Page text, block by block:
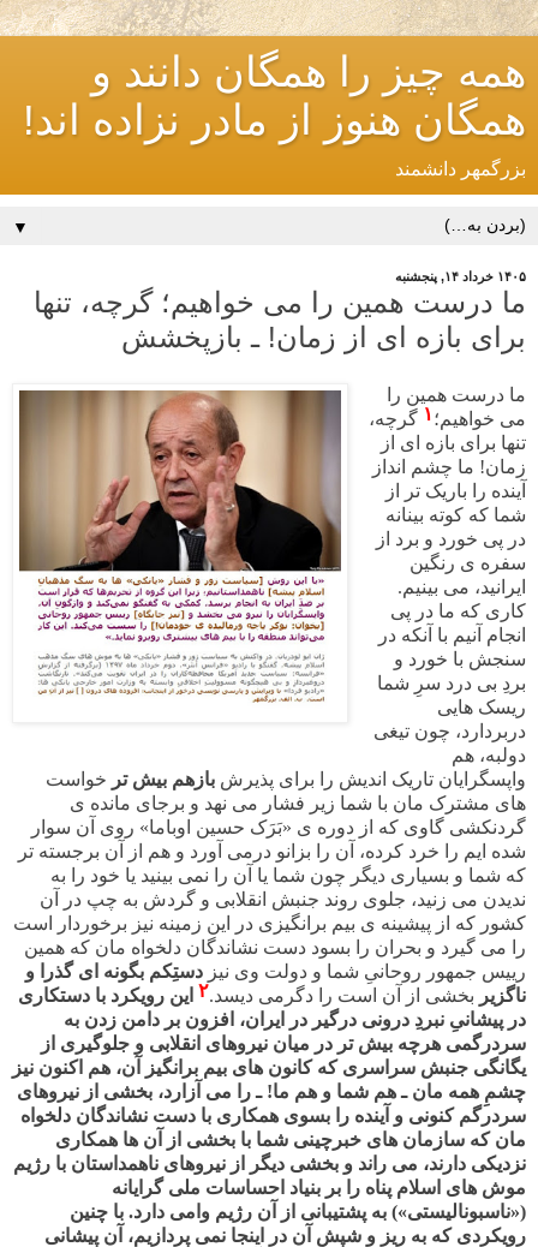
همه چیز را همگان دانند و
همگان هنوز از مادر نزاده اند!
بزرگمهر دانشمند
▼
۱۴۰۵ خرداد ۱۴, پنجشنبه
ما درست همین را می خواهیم؛ گرچه، تنها
برای بازه ای از زمان! ـ بازپخشش
ما درست همین را
می خواهیم؛۱ گرچه،
تنها برای بازه ای از
زمان! ما چشم انداز
آینده را باریک تر از
شما که کوته بینانه
در پی خورد و برد از
سفره ی رنگین
ایرانید، می بینیم.
کاری که ما در پی
انجام آنیم با آنکه در
سنجش با خورد و
بردِ بی درد سرِ شما
ریسک هایی
دربردارد، چون تیغی
دولبه، هم
واپسگرایان تاریک اندیش را برای پذیرش بازهم بیش تر خواست
های مشترک مان با شما زیر فشار می نهد و برجای مانده ی
گردنکشی گاوی که از دوره ی «بَرَک حسین اوباما» روی آن سوار
شده ایم را خرد کرده، آن را بزانو درمی آورد و هم از آن برجسته تر
که شما و بسیاری دیگر چون شما یا آن را نمی بینید یا خود را به
ندیدن می زنید، جلوی روند جنبش انقلابی و گردش به چپ در آن
کشور که از پیشینه ی بیم برانگیزی در این زمینه نیز برخوردار است
را می گیرد و بحران را بسود دست نشاندگان دلخواه مان که همین
رییس جمهور روحانیِ شما و دولت وی نیز دستِکم بگونه ای گذرا و
ناگزیر بخشی از آن است را دگرمی دیسد.۲ این رویکرد با دستکاری
در پیشانیِ نبردِ درونی درگیر در ایران، افزون بر دامن زدن به
سردرگمی هرچه بیش تر در میان نیروهای انقلابی و جلوگیری از
یگانگی جنبش سراسری که کانون های بیم برانگیز آن، هم اکنون نیز
چشمِ همه مان ـ هم شما و هم ما! ـ را می آزارد، بخشی از نیروهای
سردرگم کنونی و آینده را بسوی همکاری با دست نشاندگان دلخواه
مان که سازمان های خبرچینی شما با بخشی از آن ها همکاری
نزدیکی دارند، می راند و بخشی دیگر از نیروهای ناهمداستان با رژیم
موش های اسلام پناه را بر بنیاد احساسات ملی گرایانه
(«ناسبونالیستی») به پشتیبانی از آن رژیم وامی دارد. با چنین
رویکردی که به ریز و شپش آن در اینجا نمی پردازیم، آن پیشانی